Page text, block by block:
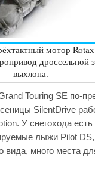
мотор
дроссельной
выхлопа.
Touring SE по-
SilentDrive
У снегохода
лыжи Pilot
вида, много места